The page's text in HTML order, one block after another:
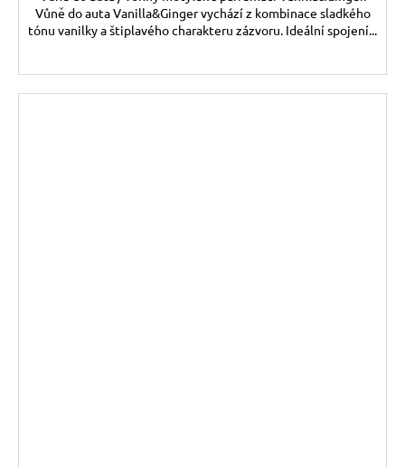
Vůně do auta Vanilla&Ginger vychází z kombinace sladkého
tónu vanilky a štiplavého charakteru zázvoru. Ideální spojení...